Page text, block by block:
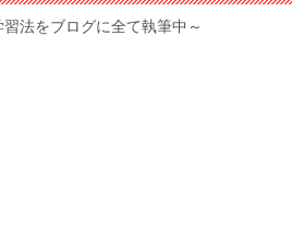
法をブログに全て執筆中～